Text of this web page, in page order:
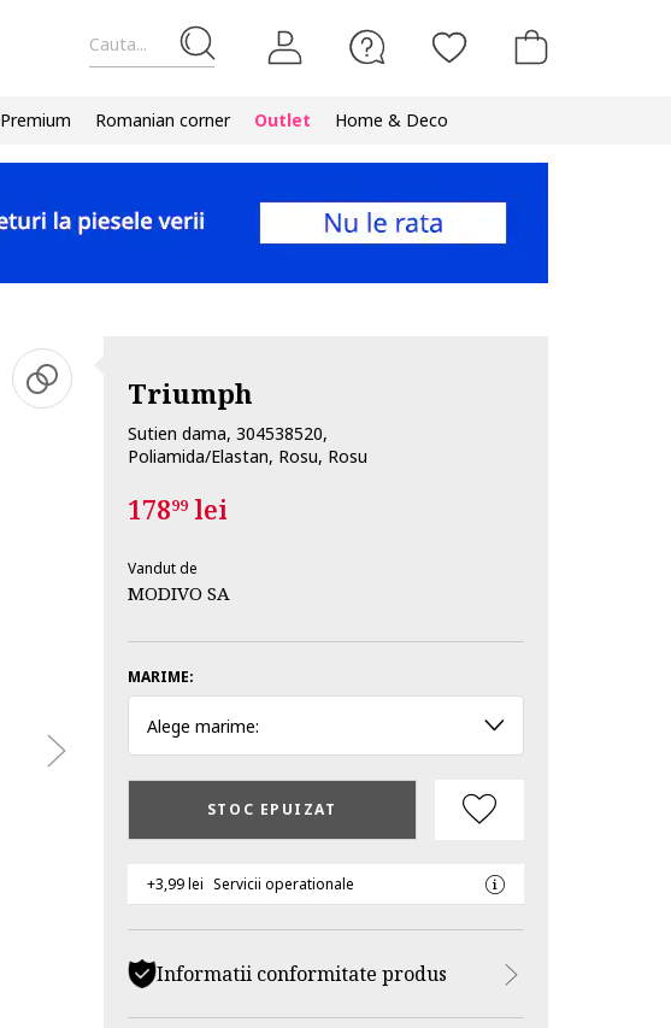
Cauta...
Premium Romanian corner Outlet Home & Deco
Triumph
Sutien dama, 304538520,
Poliamida/Elastan, Rosu, Rosu
17899lei
Vandut de
MODIVO SA
MARIME:
Alege marime:
STOC EPUIZAT
+3,99 lei Servicii operationale
Informatii conformitate produs